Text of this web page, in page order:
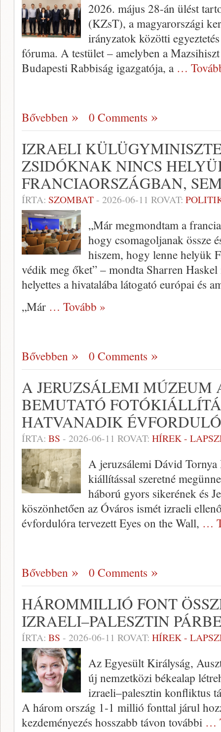
2026. május 28-án ülést
(KZsT), a magyarországi
irányzatok közötti
fóruma. A testület – amelyben a
Budapesti Rabbiság igazgatója, a …
Bővebben 0 Comments
IZRAELI
ZSIDÓKNAK NINCS
FRANCIAORSZÁGBAN,
ÍRTA: SZOMBAT- 2026-06-11 ROVAT:
„Már megmondtam a
hogy csomagoljanak össze
hiszem, hogy lenne helyük
védik meg őket” – mondta Sharren
helyettes a hivatalába látogató európai és
„Már … Tovább »
Bővebben 0 Comments
A JERUZSÁLEMI MÚZEUM
BEMUTATÓ
HATVANADIK
ÍRTA: BS - 2026-06-11 ROVAT: HÍREK -
A jeruzsálemi Dávid
kiállítással szeretné
háború gyors sikerének és
köszönhetően az Óváros ismét izraeli
évfordulóra tervezett Eyes on the Wall, …
Bővebben 0 Comments
HÁROMMILLIÓ FONT
IZRAELI–PALESZTIN
ÍRTA: BS - 2026-06-11 ROVAT: HÍREK -
Az Egyesült Királyság,
új nemzetközi békealap
izraeli–palesztin konfliktus
A három ország 1-1 millió fonttal járul
kezdeményezés hosszabb távon további …